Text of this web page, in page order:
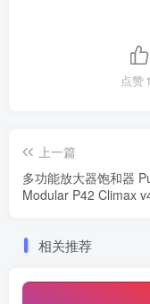
点赞
上一篇
多功能放大器饱和器
Modular P42 Climax
相关推荐